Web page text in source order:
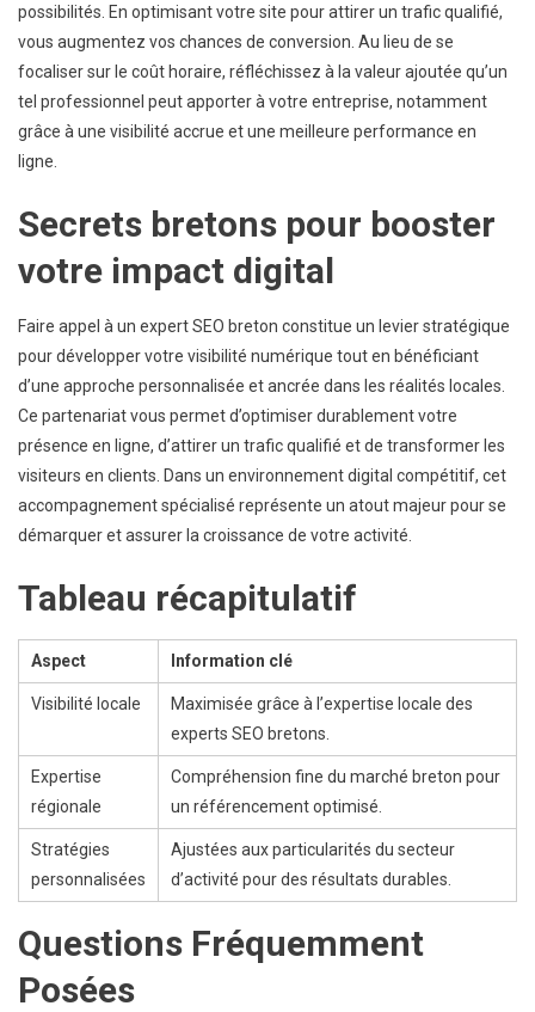
possibilités. En optimisant votre site pour attirer un trafic qualifié,
vous augmentez vos chances de conversion. Au lieu de se
focaliser sur le coût horaire, réfléchissez à la valeur ajoutée qu’un
tel professionnel peut apporter à votre entreprise, notamment
grâce à une visibilité accrue et une meilleure performance en
ligne.
Secrets bretons pour booster
votre impact digital
Faire appel à un expert SEO breton constitue un levier stratégique
pour développer votre visibilité numérique tout en bénéficiant
d’une approche personnalisée et ancrée dans les réalités locales.
Ce partenariat vous permet d’optimiser durablement votre
présence en ligne, d’attirer un trafic qualifié et de transformer les
visiteurs en clients. Dans un environnement digital compétitif, cet
accompagnement spécialisé représente un atout majeur pour se
démarquer et assurer la croissance de votre activité.
Tableau récapitulatif
Aspect Information clé
Visibilité locale
Maximisée grâce à l’expertise locale des
experts SEO bretons.
Expertise
régionale
Compréhension fine du marché breton pour
un référencement optimisé.
Stratégies
personnalisées
Ajustées aux particularités du secteur
d’activité pour des résultats durables.
Questions Fréquemment
Posées